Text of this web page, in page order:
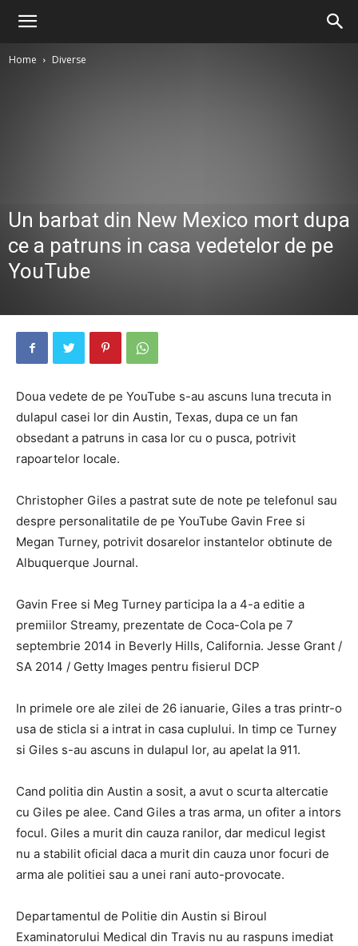
Home Diverse
Un barbat din New Mexico mort dupa
ce a patruns in casa vedetelor de pe
YouTube
Doua vedete de pe YouTube s-au ascuns luna trecuta in
dulapul casei lor din Austin, Texas, dupa ce un fan
obsedant a patruns in casa lor cu o pusca, potrivit
rapoartelor locale.
Christopher Giles a pastrat sute de note pe telefonul sau
despre personalitatile de pe YouTube Gavin Free si
Megan Turney, potrivit dosarelor instantelor obtinute de
Albuquerque Journal.
Gavin Free si Meg Turney participa la a 4-a editie a
premiilor Streamy, prezentate de Coca-Cola pe 7
septembrie 2014 in Beverly Hills, California. Jesse Grant /
SA 2014 / Getty Images pentru fisierul DCP
In primele ore ale zilei de 26 ianuarie, Giles a tras printr-o
usa de sticla si a intrat in casa cuplului. In timp ce Turney
si Giles s-au ascuns in dulapul lor, au apelat la 911.
Cand politia din Austin a sosit, a avut o scurta altercatie
cu Giles pe alee. Cand Giles a tras arma, un ofiter a intors
focul. Giles a murit din cauza ranilor, dar medicul legist
nu a stabilit oficial daca a murit din cauza unor focuri de
arma ale politiei sau a unei rani auto-provocate.
Departamentul de Politie din Austin si Biroul
Examinatorului Medical din Travis nu au raspuns imediat